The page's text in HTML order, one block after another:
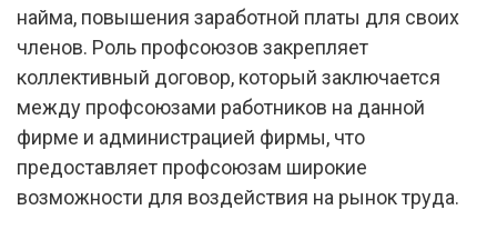
найма, повышения заработной платы для своих
членов. Роль профсоюзов закрепляет
коллективный договор, который заключается
между профсоюзами работников на данной
фирме и администрацией фирмы, что
предоставляет профсоюзам широкие
возможности для воздействия на рынок труда.